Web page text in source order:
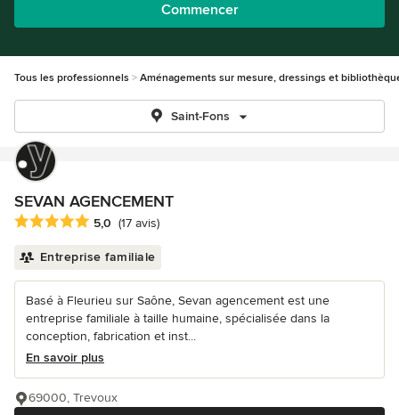
Commencer
Tous les professionnels Aménagements sur mesure, dressings et
Saint-Fons
SEVAN AGENCEMENT
Note moyenne : 5 étoiles sur 5
5,0 (17 avis)
Entreprise familiale
Basé à Fleurieu sur Saône, Sevan agencement est une
entreprise familiale à taille humaine, spécialisée dans la
conception, fabrication et inst...
En savoir plus
69000, Trevoux